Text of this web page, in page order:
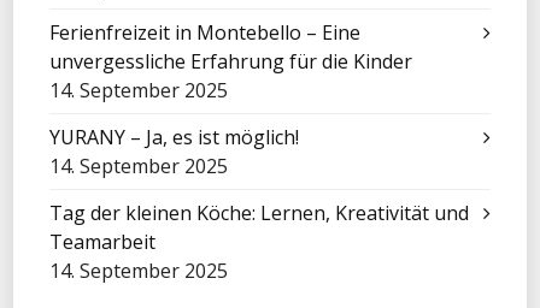
Ferienfreizeit in Montebello – Eine
unvergessliche Erfahrung für die Kinder
14. September 2025
YURANY – Ja, es ist möglich!
14. September 2025
Tag der kleinen Köche: Lernen, Kreativität und
Teamarbeit
14. September 2025